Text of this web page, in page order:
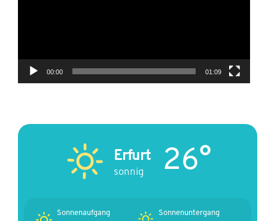
00:00 01:09
Erfurt
sonnig 26°
Sonnenaufgang Sonnenuntergang